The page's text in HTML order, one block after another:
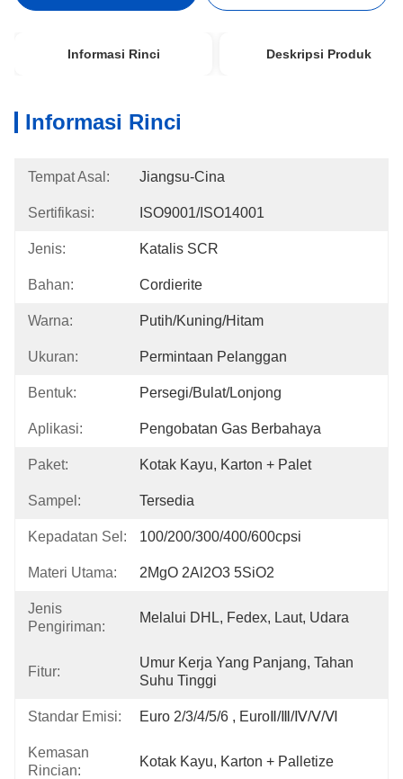
Informasi Rinci Deskripsi Produk
Informasi Rinci
Tempat Asal: Jiangsu-Cina
Sertifikasi: ISO9001/ISO14001
Jenis: Katalis SCR
Bahan: Cordierite
Warna: Putih/kuning/hitam
Ukuran: Permintaan Pelanggan
Bentuk: Persegi/Bulat/Lonjong
Aplikasi: Pengobatan Gas Berbahaya
Paket: Kotak Kayu, Karton + Palet
Sampel: Tersedia
Kepadatan Sel: 100/200/300/400/600cpsi
Materi Utama: 2MgO 2Al2O3 5SiO2
Jenis
Pengiriman:
Melalui DHL, Fedex, Laut, Udara
Fitur:
Umur Kerja Yang Panjang, Tahan
Suhu Tinggi
Standar Emisi: Euro 2/3/4/5/6 , EuroⅡ/Ⅲ/Ⅳ/Ⅴ/Ⅵ
Kemasan
Rincian:
Kotak Kayu, Karton + Palletize